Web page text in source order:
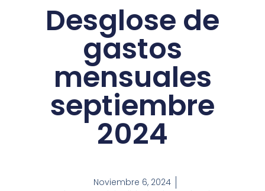
Desglose de
gastos
mensuales
septiembre
2024
Noviembre 6, 2024